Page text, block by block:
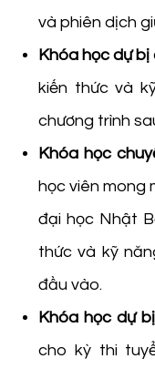
và phiên dịch
Khóa học dự bị
kiến thức và
chương trình
Khóa học
học viên mong
đại học Nhật
thức và kỹ
đầu vào.
Khóa học dự
cho kỳ thi